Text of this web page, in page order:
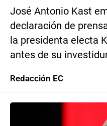
José Antonio Kast
declaración de
la presidenta electa
antes de su
Redacción EC